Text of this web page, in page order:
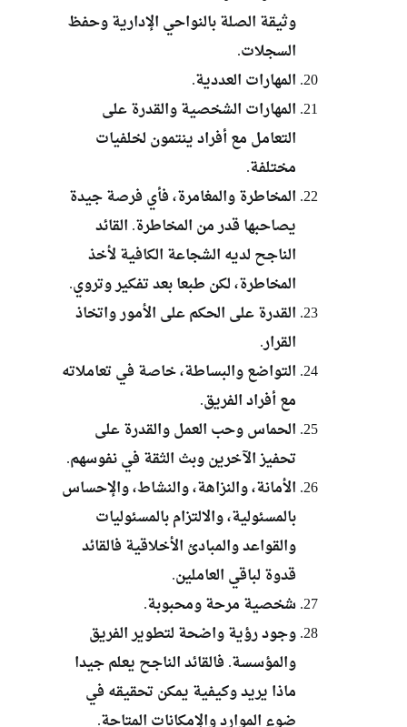
وثيقة الصلة بالنواحي الإدارية وحفظ
السجلات.
المهارات العددية.
المهارات الشخصية والقدرة على
التعامل مع أفراد ينتمون لخلفيات
مختلفة.
المخاطرة والمغامرة، فأي فرصة جيدة
يصاحبها قدر من المخاطرة. القائد
الناجح لديه الشجاعة الكافية لأخذ
المخاطرة، لكن طبعا بعد تفكير وتروي.
القدرة على الحكم على الأمور واتخاذ
القرار.
التواضع والبساطة، خاصة في تعاملاته
مع أفراد الفريق.
الحماس وحب العمل والقدرة على
تحفيز الآخرين وبث الثقة في نفوسهم.
الأمانة، والنزاهة، والنشاط، والإحساس
بالمسئولية، والالتزام بالمسئوليات
والقواعد والمبادئ الأخلاقية فالقائد
قدوة لباقي العاملين.
شخصية مرحة ومحبوبة.
وجود رؤية واضحة لتطوير الفريق
والمؤسسة. فالقائد الناجح يعلم جيدا
ماذا يريد وكيفية يمكن تحقيقه في